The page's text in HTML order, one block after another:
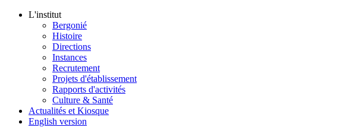
L'institut
Bergonié
Histoire
Directions
Instances
Recrutement
Projets d'établissement
Rapports d'activités
Culture & Santé
Actualités et Kiosque
English version